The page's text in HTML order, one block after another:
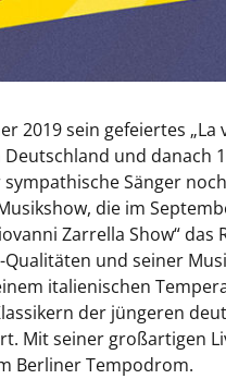
2019 sein gefeiertes
und danach
sympathische Sänger
die im
Zarrella Show“
und seiner
italienischen
der jüngeren
Mit seiner großartigen
Berliner Tempodrom.